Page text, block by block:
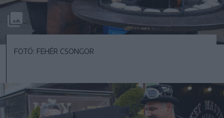
FOTÓ: FEHÉR CSONGOR